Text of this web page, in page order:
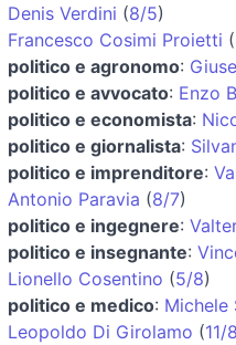
Denis Verdini (8/5)
Francesco Cosimi Proietti (
politico e agronomo:
politico e avvocato: Enzo
politico e economista:
politico e giornalista:
politico e imprenditore:
Antonio Paravia (8/7)
politico e ingegnere:
politico e insegnante:
Lionello Cosentino (5/8)
politico e medico: Michele
Leopoldo Di Girolamo (11/8